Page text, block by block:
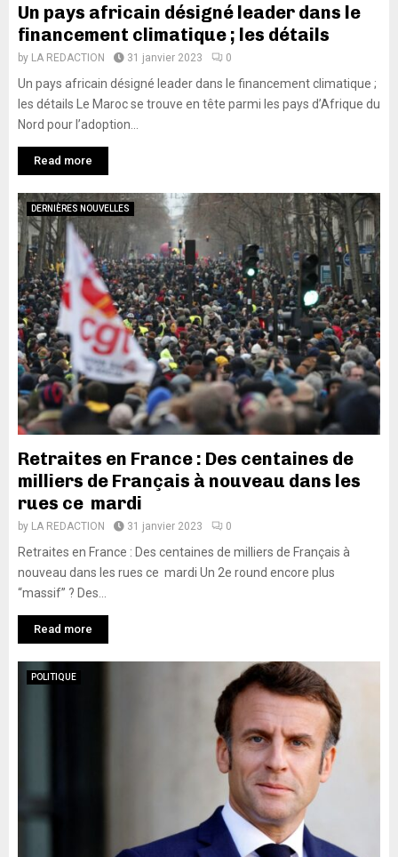
Un pays africain désigné leader dans le
financement climatique ; les détails
by LA REDACTION 31 janvier 2023 0
Un pays africain désigné leader dans le financement climatique ;
les détails Le Maroc se trouve en tête parmi les pays d’Afrique du
Nord pour l’adoption...
Read more
DERNIÈRES NOUVELLES
Retraites en France : Des centaines de
milliers de Français à nouveau dans les
rues ce mardi
by LA REDACTION 31 janvier 2023 0
Retraites en France : Des centaines de milliers de Français à
nouveau dans les rues ce mardi Un 2e round encore plus
“massif” ? Des...
Read more
POLITIQUE